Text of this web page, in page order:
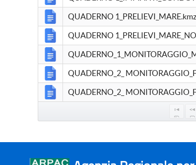
QUADERNO 1_PRELIEVI_MARE.kmz
QUADERNO
QUADERNO_2_
QUADERNO_2_